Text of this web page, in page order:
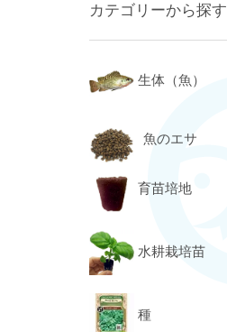
カテゴリーから探す
生体（魚）
魚のエサ
育苗培地
水耕栽培苗
種